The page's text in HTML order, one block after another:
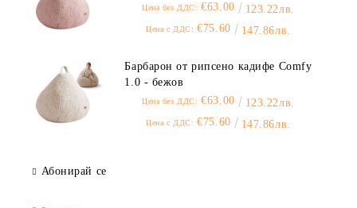
Цена без ДДС: €63.00 123.22лв.
Цена с ДДС: €75.60 147.86лв.
Барбарон от рипсено кадифе Comfy
1.0 - бежов
Цена без ДДС: €63.00 123.22лв.
Цена с ДДС: €75.60 147.86лв.
Абонирай се